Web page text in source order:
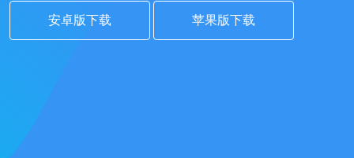
安卓版下载 苹果版下载